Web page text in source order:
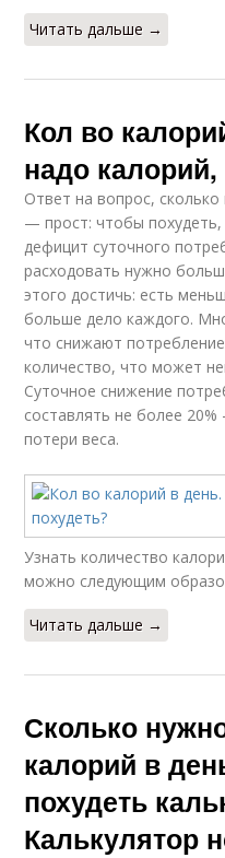
Читать дальше →
Кол во
надо
Ответ на вопрос,
— прост: чтобы
дефицит суточного
расходовать нужно
этого достичь: есть
больше дело каждого.
что снижают
количество, что может
Суточное снижение
составлять не более
потери веса.
Узнать количество
можно следующим
Читать дальше →
Сколько
калорий в
похудеть
Калькулятор